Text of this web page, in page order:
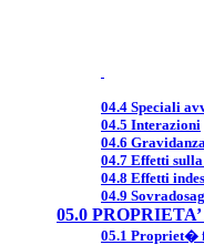
04.4 Speciali
04.5 Interazioni
04.6
04.7 Effetti
04.8 Effetti
04.9
05.0
05.1 Propriet�